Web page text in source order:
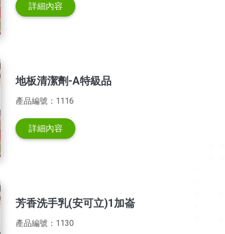
詳細內容
地板清潔劑-A特級品
產品編號：1116
詳細內容
芳香洗手乳(安可立)1加崙
產品編號：1130